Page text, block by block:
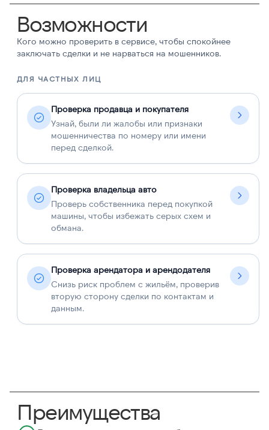
Возможности
Кого можно проверить в сервисе, чтобы спокойнее
заключать сделки и не нарваться на мошенников.
ДЛЯ ЧАСТНЫХ ЛИЦ
Проверка продавца и покупателя
Узнай, были ли жалобы или признаки
мошенничества по номеру или имени
перед сделкой.
Проверка владельца авто
Проверь собственника перед покупкой
машины, чтобы избежать серых схем и
обмана.
Проверка арендатора и арендодателя
Снизь риск проблем с жильём, проверив
вторую сторону сделки по контактам и
данным.
Преимущества